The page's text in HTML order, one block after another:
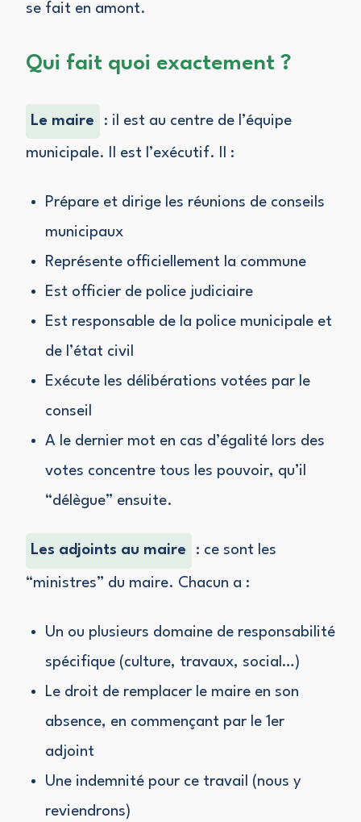
se fait en amont.
Qui fait quoi exactement ?
Le maire : il est au centre de l’équipe
municipale. Il est l’exécutif. Il :
Prépare et dirige les réunions de conseils
municipaux
Représente officiellement la commune
Est officier de police judiciaire
Est responsable de la police municipale et
de l’état civil
Exécute les délibérations votées par le
conseil
A le dernier mot en cas d’égalité lors des
votes concentre tous les pouvoir, qu’il
“délègue” ensuite.
Les adjoints au maire : ce sont les
“ministres” du maire. Chacun a :
Un ou plusieurs domaine de responsabilité
spécifique (culture, travaux, social…)
Le droit de remplacer le maire en son
absence, en commençant par le 1er
adjoint
Une indemnité pour ce travail (nous y
reviendrons)